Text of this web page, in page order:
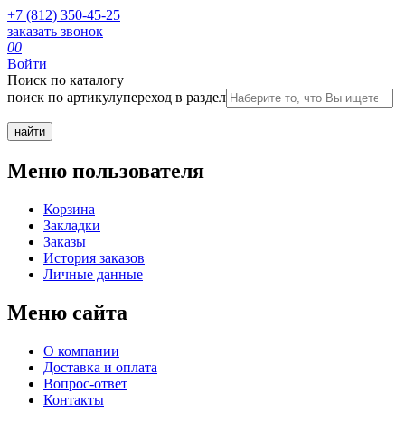
+7 (812) 350-45-25
заказать звонок
00
Войти
Поиск по каталогу
поиск по артикулупереход в раздел
Меню пользователя
Корзина
Закладки
Заказы
История заказов
Личные данные
Меню сайта
О компании
Доставка и оплата
Вопрос-ответ
Контакты